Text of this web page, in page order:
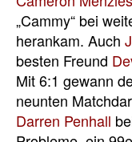
„Cammy“ bei
herankam. Auch
besten Freund
Mit 6:1 gewann
neunten
Darren Penhall